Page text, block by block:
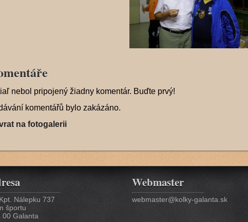
nebol pripojený žiadny komentár. Buďte prvý!
komentářů bylo zakázáno.
na fotogalerii
Nálepku 737
športu
00 Galanta
Webmaster
webmaster@kolky-galanta.sk